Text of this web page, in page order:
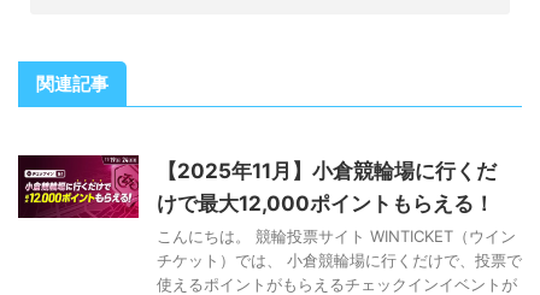
関連記事
【2025年11月】小倉競輪場に行くだ
けで最大12,000ポイントもらえる！
こんにちは。 競輪投票サイト WINTICKET（ウイン
チケット）では、 小倉競輪場に行くだけで、投票で
使えるポイントがもらえるチェックインイベントが